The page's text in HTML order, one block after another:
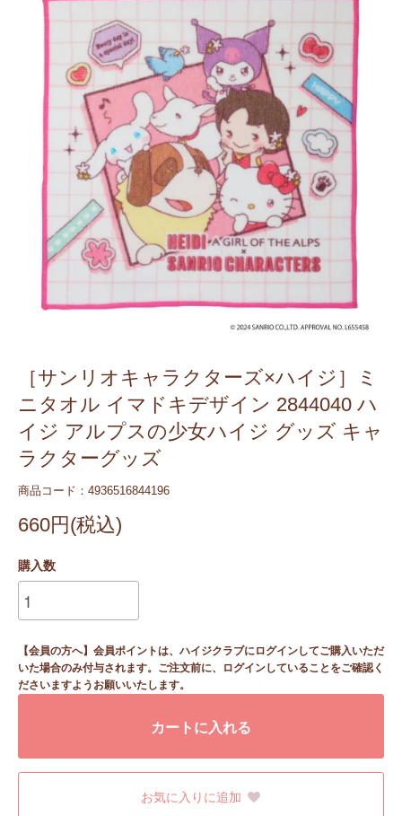
［サンリオキャラクターズ×ハイジ］ミ
ニタオル イマドキデザイン 2844040 ハ
イジ アルプスの少女ハイジ グッズ キャ
ラクターグッズ
商品コード：4936516844196
660円(税込)
購入数
【会員の方へ】会員ポイントは、ハイジクラブにログインしてご購入いただ
いた場合のみ付与されます。ご注文前に、ログインしていることをご確認く
ださいますようお願いいたします。
カートに入れる
お気に入りに追加